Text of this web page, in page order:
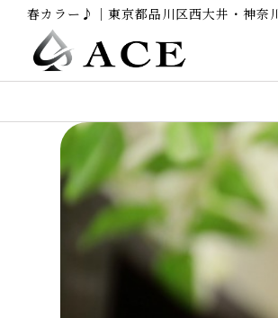
春カラー♪｜東京都品川区西大井・神奈